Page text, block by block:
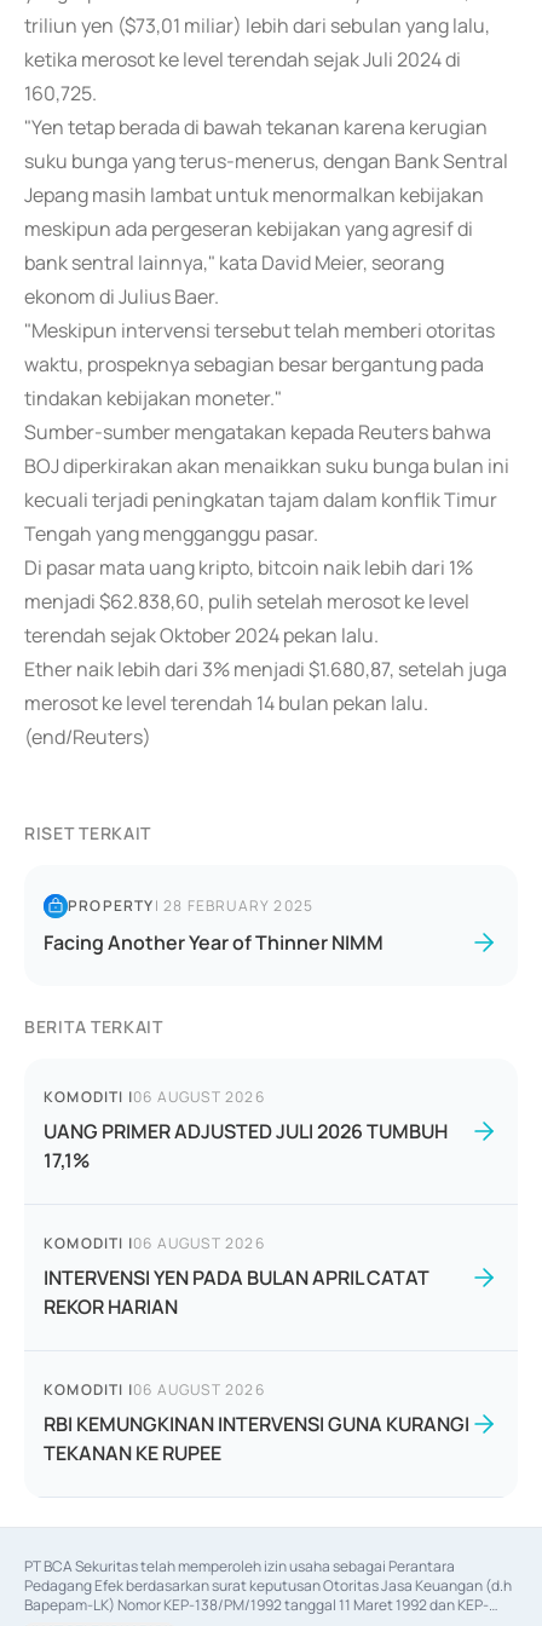
triliun yen ($73,01 miliar) lebih dari sebulan yang lalu,
ketika merosot ke level terendah sejak Juli 2024 di
160,725.
"Yen tetap berada di bawah tekanan karena kerugian
suku bunga yang terus-menerus, dengan Bank Sentral
Jepang masih lambat untuk menormalkan kebijakan
meskipun ada pergeseran kebijakan yang agresif di
bank sentral lainnya," kata David Meier, seorang
ekonom di Julius Baer.
"Meskipun intervensi tersebut telah memberi otoritas
waktu, prospeknya sebagian besar bergantung pada
tindakan kebijakan moneter."
Sumber-sumber mengatakan kepada Reuters bahwa
BOJ diperkirakan akan menaikkan suku bunga bulan ini
kecuali terjadi peningkatan tajam dalam konflik Timur
Tengah yang mengganggu pasar.
Di pasar mata uang kripto, bitcoin naik lebih dari 1%
menjadi $62.838,60, pulih setelah merosot ke level
terendah sejak Oktober 2024 pekan lalu.
Ether naik lebih dari 3% menjadi $1.680,87, setelah juga
merosot ke level terendah 14 bulan pekan lalu.
(end/Reuters)
RISET TERKAIT
PROPERTY|28 FEBRUARY 2025
Facing Another Year of Thinner NIMM
BERITA TERKAIT
KOMODITI |06 AUGUST 2026
UANG PRIMER ADJUSTED JULI 2026 TUMBUH
17,1%
KOMODITI |06 AUGUST 2026
INTERVENSI YEN PADA BULAN APRIL CATAT
REKOR HARIAN
KOMODITI |06 AUGUST 2026
RBI KEMUNGKINAN INTERVENSI GUNA KURANGI
TEKANAN KE RUPEE
PT BCA Sekuritas telah memperoleh izin usaha sebagai Perantara
Pedagang Efek berdasarkan surat keputusan Otoritas Jasa Keuangan (d.h
Bapepam-LK) Nomor KEP-138/PM/1992 tanggal 11 Maret 1992 dan KEP-